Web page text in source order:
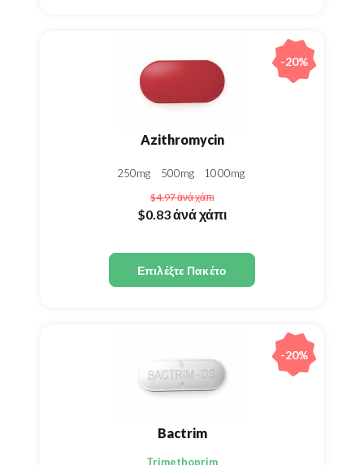
Azithromycin
250mg 500mg 1000mg
$4.97ἀνά χάπι
$0.83ἀνά χάπι
Επιλέξτε Πακέτο
-20%
Bactrim
Trimethoprim
-20%